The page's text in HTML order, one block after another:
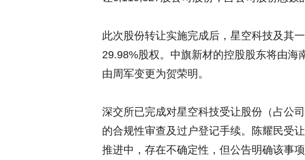
此次股份转让实施完成后，星空科技及其
29.98%股权。中旗新材的控股股东将由
由周军变更为贺荣明。
深交所已完成对星空科技受让股份（占公
的合规性审查及过户登记手续。陈耀民受
推进中，存在不确定性，但公告明确该事